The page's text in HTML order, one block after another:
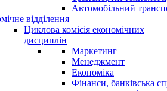
Автомобільний
відділення
Циклова комісія економічних
дисциплін
Маркетинг
Менеджмент
Економіка
Фінанси, банківська